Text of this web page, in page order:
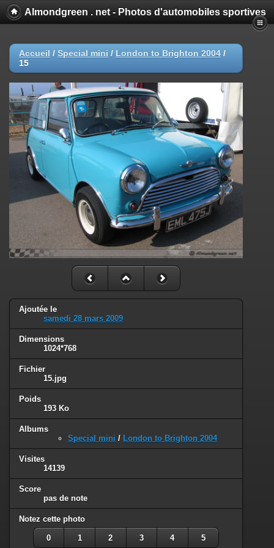
Almondgreen . net - Photos d'automobiles sportives
Accueil / Special mini / London to Brighton 2004 /
15
Ajoutée le
samedi 28 mars 2009
Dimensions
1024*768
Fichier
15.jpg
Poids
193 Ko
Albums
Special mini / London to Brighton 2004
Visites
14139
Score
pas de note
Notez cette photo
0 1 2 3 4 5